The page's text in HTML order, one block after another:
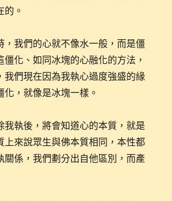
的。
，我們的心就不像水一般，而是僵
僵化、如同冰塊的心融化的方法，
我們現在因為我執心過度強盛的緣
，就像是冰塊一樣。
我執後，將會知道心的本質，就是
上來說眾生與佛本質相同，本性都
關係，我們劃分出自他區別，而產